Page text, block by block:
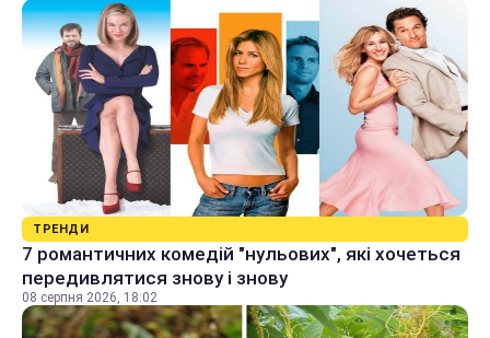
ТРЕНДИ
7 романтичних комедій "нульових", які хочеться
передивлятися знову і знову
08 серпня 2026, 18:02